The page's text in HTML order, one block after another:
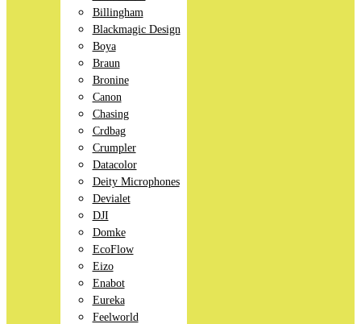
Billingham
Blackmagic Design
Boya
Braun
Bronine
Canon
Chasing
Crdbag
Crumpler
Datacolor
Deity Microphones
Devialet
DJI
Domke
EcoFlow
Eizo
Enabot
Eureka
Feelworld